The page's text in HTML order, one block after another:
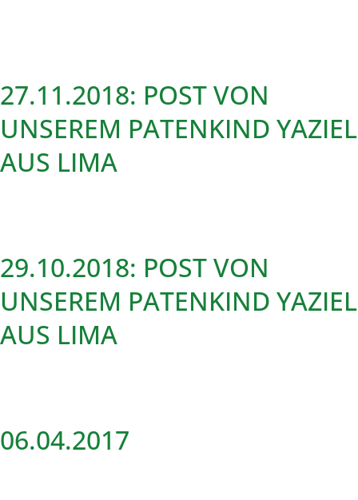
27.11.2018: POST VON
UNSEREM PATENKIND YAZIEL
AUS LIMA
29.10.2018: POST VON
UNSEREM PATENKIND YAZIEL
AUS LIMA
06.04.2017